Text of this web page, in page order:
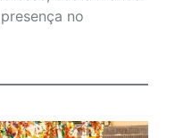
no